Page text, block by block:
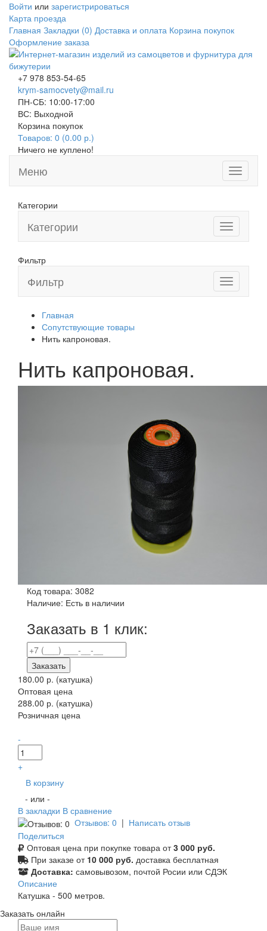
Войти или зарегистрироваться
Карта проезда
Главная Закладки (0) Доставка и оплата Корзина покупок
Оформление заказа
+7 978 853-54-65
krym-samocvety@mail.ru
ПН-СБ: 10:00-17:00
ВС: Выходной
Корзина покупок
Товаров: 0 (0.00 р.)
Ничего не куплено!
Toggle
Меню
Категории
Toggle
navigation
Категории
Фильтр
Toggle
navigation
Фильтр
Главная
Сопутствующие товары
Нить капроновая.
Нить капроновая.
Код товара: 3082
Наличие: Есть в наличии
Заказать в 1 клик:
Заказать
180.00 р. (катушка)
Оптовая цена
288.00 р. (катушка)
Розничная цена
-
+
В корзину
- или -
В закладки В сравнение
Отзывов: 0 | Написать отзыв
Поделиться
Оптовая цена при покупке товара от3 000 руб.
При заказе от 10 000 руб. доставка бесплатная
Доставка: самовывозом, почтой Росии или СДЭК
Описание
Катушка - 500 метров.
Заказать онлайн